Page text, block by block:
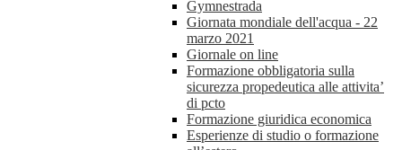
Gymnestrada
Giornata mondiale dell'acqua - 22
marzo 2021
Giornale on line
Formazione obbligatoria sulla
sicurezza propedeutica alle attivita’
di pcto
Formazione giuridica economica
Esperienze di studio o formazione